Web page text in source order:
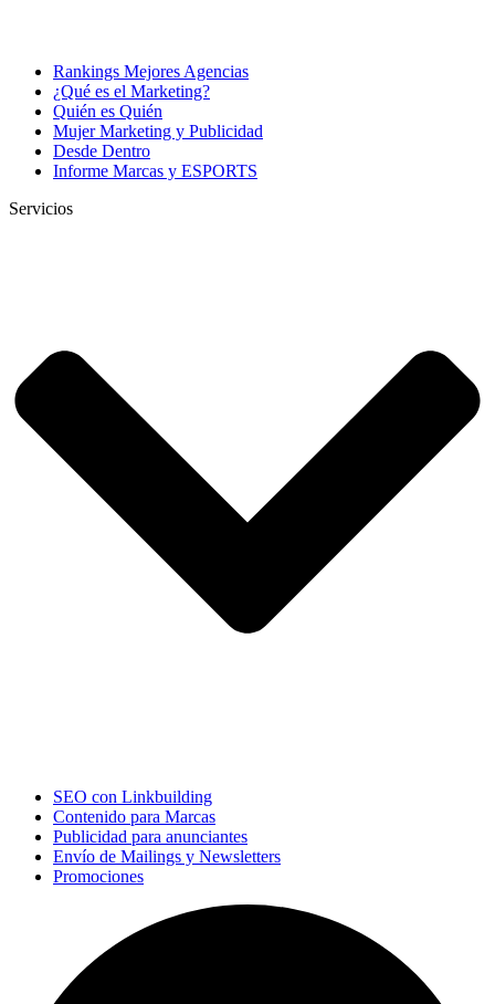
Rankings Mejores Agencias
¿Qué es el Marketing?
Quién es Quién
Mujer Marketing y Publicidad
Desde Dentro
Informe Marcas y ESPORTS
Servicios
SEO con Linkbuilding
Contenido para Marcas
Publicidad para anunciantes
Envío de Mailings y Newsletters
Promociones